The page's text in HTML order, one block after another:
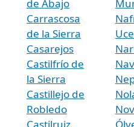
de Abajo
Carrascosa
de la Sierra
Casarejos
Castilfrío de
la Sierra
Castillejo de
Robledo
Castilruiz